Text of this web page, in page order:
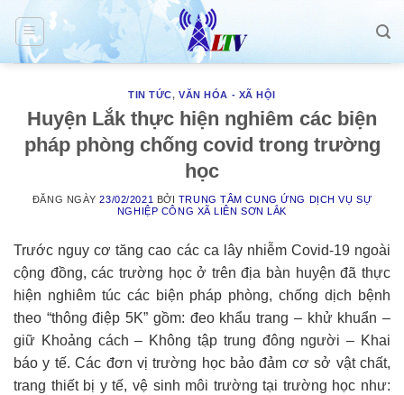
Skip
content
TIN TỨC,VĂN HÓA - XÃ HỘI
Huyện Lắk thực hiện nghiêm các biện
pháp phòng chống covid trong trường
học
ĐĂNG NGÀY23/02/2021 BỞI TRUNG TÂM CUNG ỨNG DỊCH VỤ SỰ
NGHIỆP CÔNG XÃ LIÊN SƠN LẮK
Trước nguy cơ tăng cao các ca lây nhiễm Covid-19 ngoài
cộng đồng, các trường học ở trên địa bàn huyện đã thực
hiện nghiêm túc các biện pháp phòng, chống dịch bệnh
theo “thông điệp 5K” gồm: đeo khẩu trang – khử khuẩn –
giữ Khoảng cách – Không tập trung đông người – Khai
báo y tế. Các đơn vị trường học bảo đảm cơ sở vật chất,
trang thiết bị y tế, vệ sinh môi trường tại trường học như: